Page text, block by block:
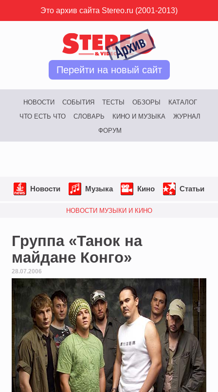
Это архив сайта Stereo.ru (2001-2013)
Перейти на новый сайт
НОВОСТИ СОБЫТИЯ ТЕСТЫ ОБЗОРЫ
КАТАЛОГ
ЧТО ЕСТЬ ЧТО
СЛОВАРЬ КИНО И МУЗЫКА
ЖУРНАЛ
ФОРУМ
Новости Музыка Кино Статьи
НОВОСТИ МУЗЫКИ И КИНО
Группа «Танок на
майдане Конго»
28.07.2006